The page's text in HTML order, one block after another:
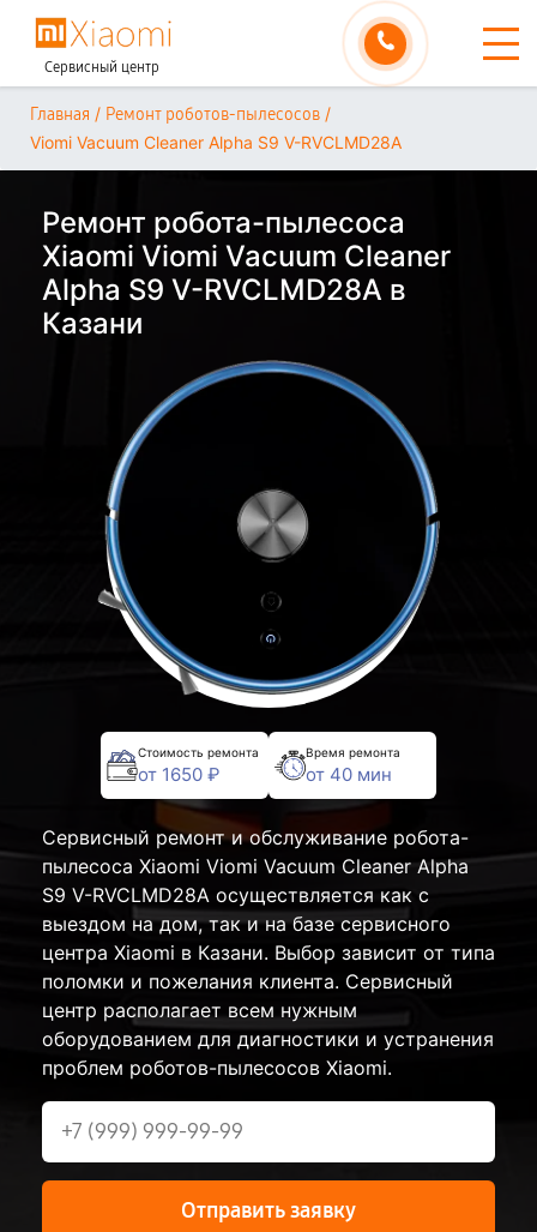
Сервисный центр
Главная / Ремонт роботов-пылесосов /
Viomi Vacuum Cleaner Alpha S9 V-RVCLMD28A
Ремонт робота-пылесоса
Xiaomi Viomi Vacuum Cleaner
Alpha S9 V-RVCLMD28A в
Казани
Стоимость ремонта
от 1650 ₽
Время ремонта
от 40 мин
Сервисный ремонт и обслуживание робота-
пылесоса Xiaomi Viomi Vacuum Cleaner Alpha
S9 V-RVCLMD28A осуществляется как с
выездом на дом, так и на базе сервисного
центра Xiaomi в Казани. Выбор зависит от типа
поломки и пожелания клиента. Сервисный
центр располагает всем нужным
оборудованием для диагностики и устранения
проблем роботов-пылесосов Xiaomi.
Отправить заявку